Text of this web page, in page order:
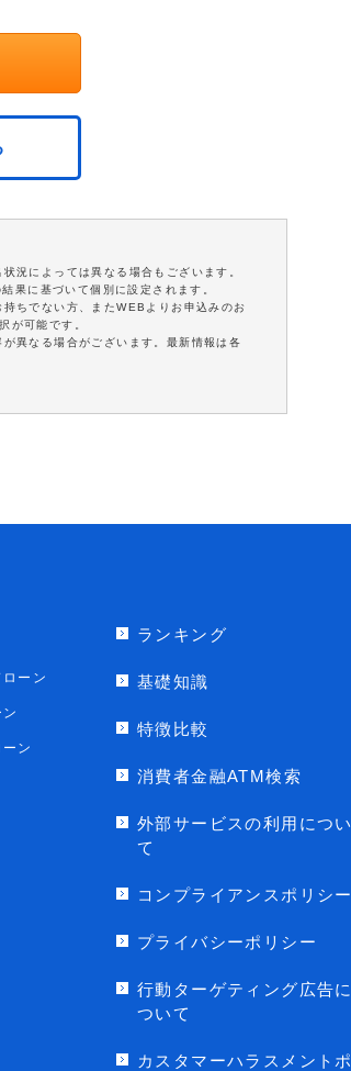
況によっては異なる場合もございます。
果に基づいて個別に設定されます。
ちでない方、またWEBよりお申込みのお
が可能です。
異なる場合がございます。最新情報は各
ーン
ン
ランキング
基礎知識
特徴比較
消費者金融ATM検索
外部サービスの利用につい
て
コンプライアンスポリシー
プライバシーポリシー
行動ターゲティング広告に
ついて
カスタマーハラスメントポ